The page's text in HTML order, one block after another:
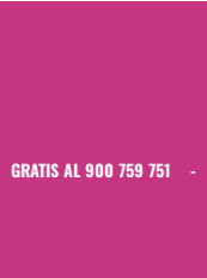
AL 900 759 751